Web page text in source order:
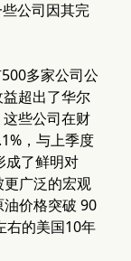
公司因其完
多家公司公
超出了华尔
些公司在财
，与上季度
成了鲜明对
广泛的宏观
价格突破 90
右的美国10年